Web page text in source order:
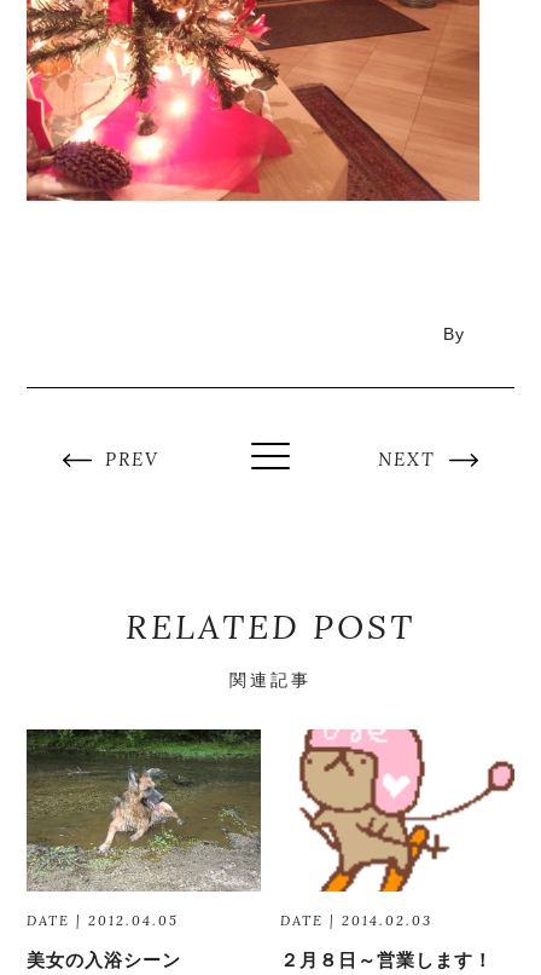
By
PREV NEXT
RELATED POST
関連記事
DATE | 2012.04.05
美女の入浴シーン
DATE | 2014.02.03
２月８日～営業します！